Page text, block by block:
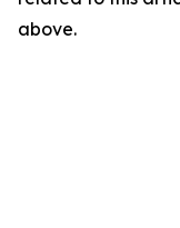
above.